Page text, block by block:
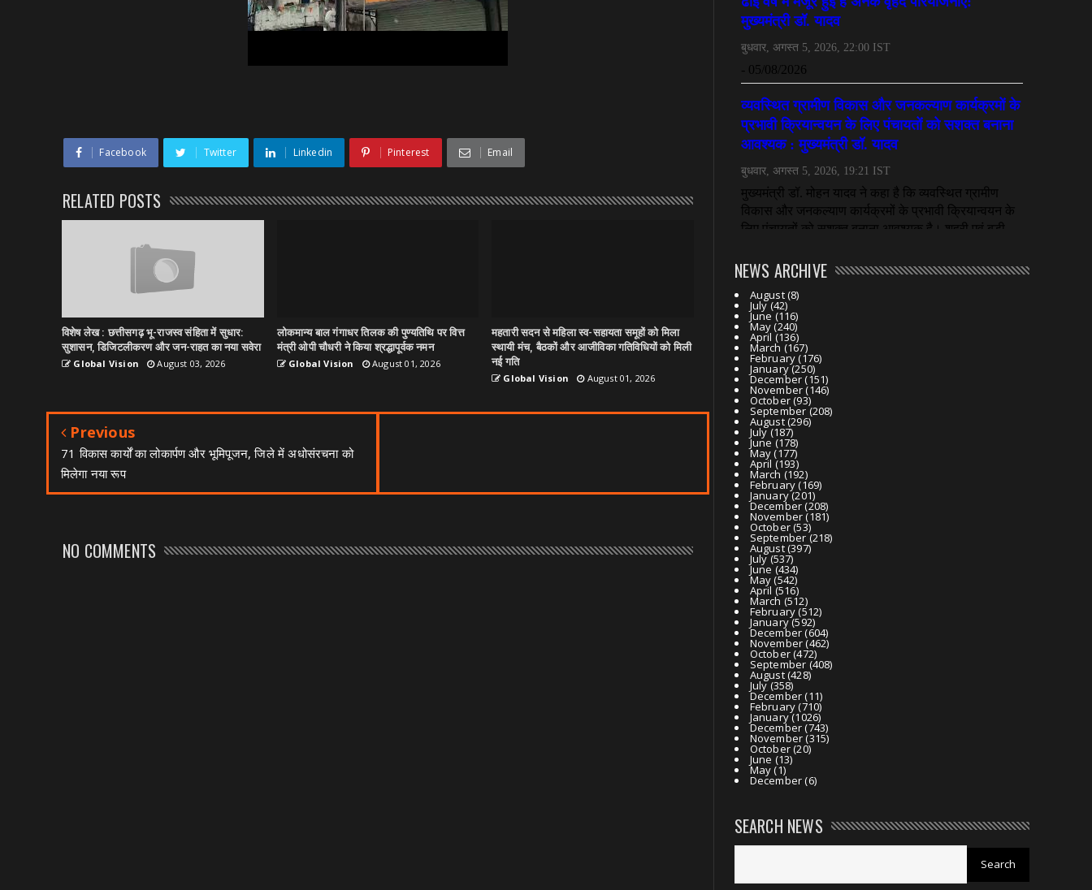
Facebook Twitter Linkedin Pinterest Email
RELATED POSTS
विशेष लेख : छत्तीसगढ़ भू-राजस्व संहिता में सुधार:
सुशासन, डिजिटलीकरण और जन-राहत का नया सवेरा
Global Vision August 03, 2026
लोकमान्य बाल गंगाधर तिलक की पुण्यतिथि पर वित्त
मंत्री ओपी चौधरी ने किया श्रद्धापूर्वक नमन
Global Vision August 01, 2026
महतारी सदन से महिला स्व-सहायता समूहों को मिला
स्थायी मंच, बैठकों और आजीविका गतिविधियों को मिली
नई गति
Global Vision August 01, 2026
Previous
71 विकास कार्यों का लोकार्पण और भूमिपूजन, जिले में अधोसंरचना को
मिलेगा नया रूप
NO COMMENTS
NEWS ARCHIVE
August(8)
July(42)
June(116)
May(240)
April (136)
March (167)
February(176)
January(250)
December(151)
November(146)
October(93)
September(208)
August(296)
July(187)
June(178)
May(177)
April (193)
March (192)
February(169)
January(201)
December(208)
November(181)
October(53)
September(218)
August(397)
July(537)
June(434)
May(542)
April (516)
March (512)
February(512)
January(592)
December(604)
November(462)
October(472)
September (408)
August(428)
July(358)
December(11)
February(710)
January(1026)
December(743)
November(315)
October(20)
June (13)
May(1)
December(6)
SEARCH NEWS